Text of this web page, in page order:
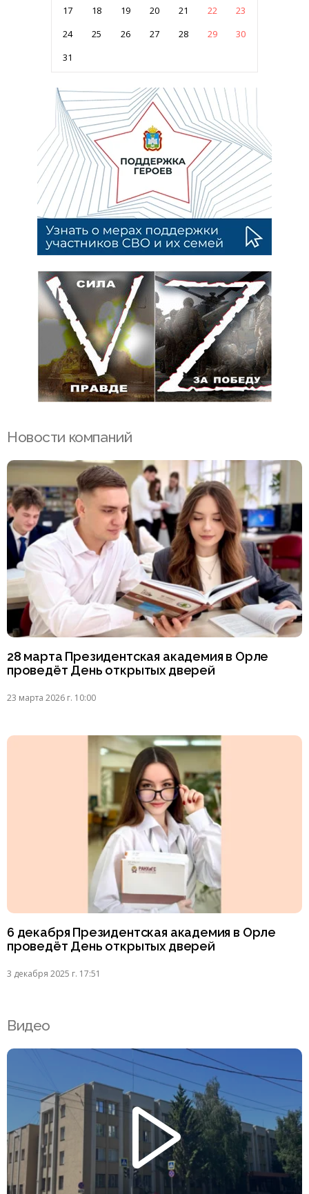
17 18 19 20 21 22
23
24
25 26 27 28 29
30
31
Новости компаний
28 марта Президентская академия в Орле
проведёт День открытых дверей
23 марта 2026 г. 10:00
6 декабря Президентская академия в Орле
проведёт День открытых дверей
3 декабря 2025 г. 17:51
Видео